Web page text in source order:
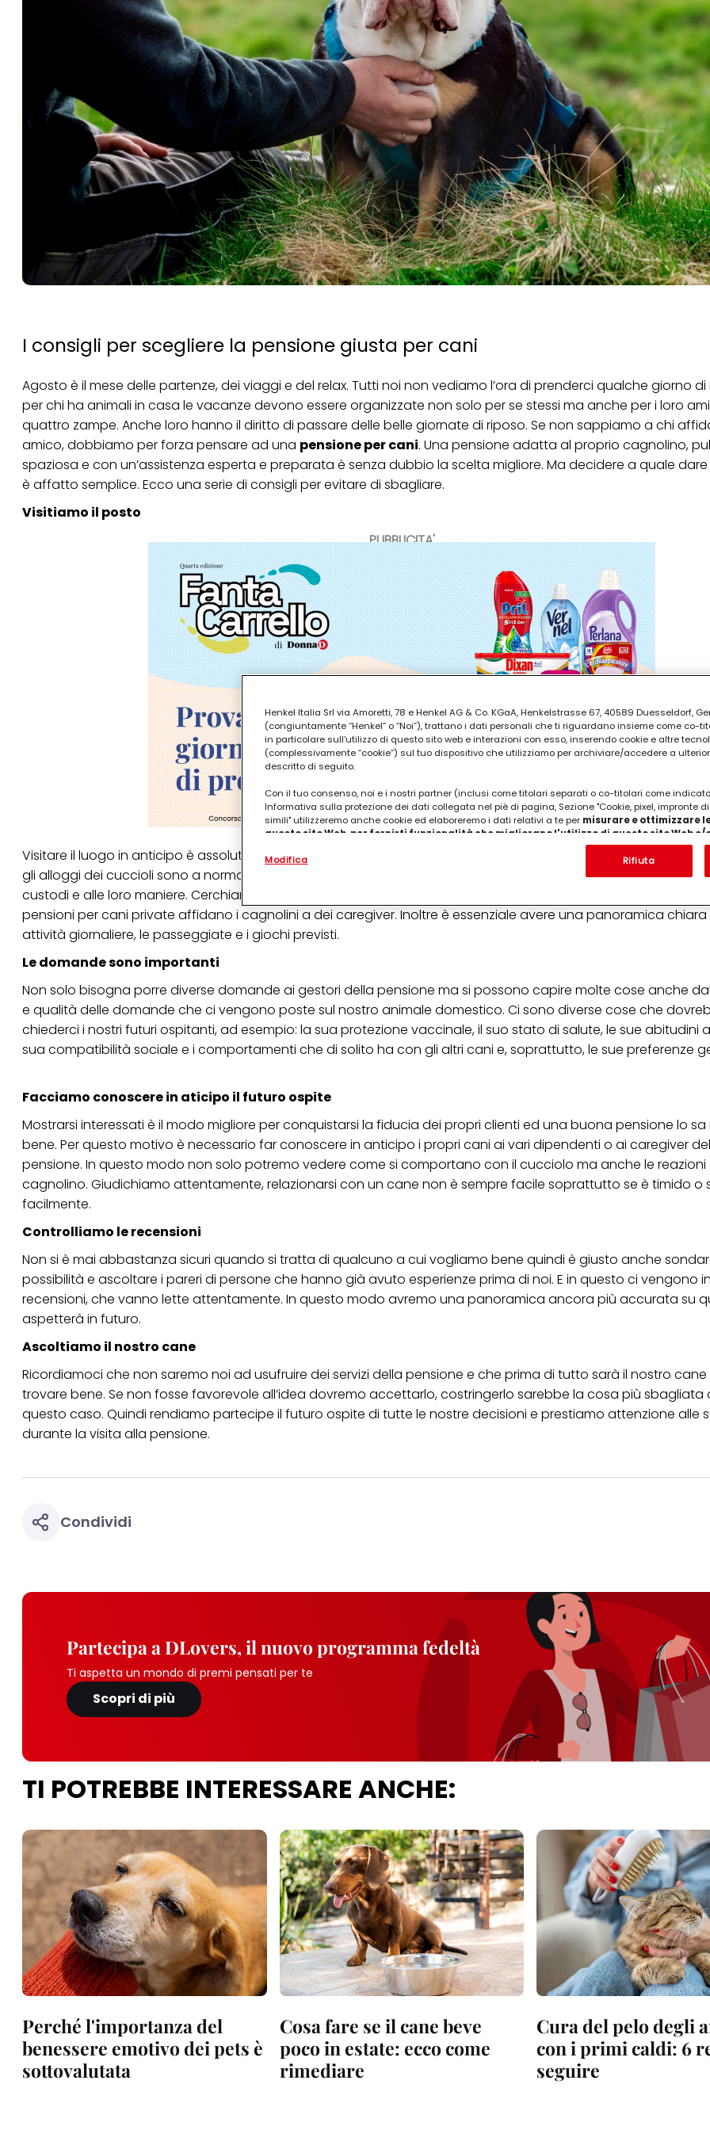
I consigli per scegliere la pensione giusta per cani
PUBBLICITA'
Agosto è il mese delle partenze, dei viaggi e del relax. Tutti noi non vediamo l’ora di prenderci qualche giorno di
per chi ha animali in casa le vacanze devono essere organizzate non solo per se stessi ma anche per i loro
quattro zampe. Anche loro hanno il diritto di passare delle belle giornate di riposo. Se non sappiamo a chi
amico, dobbiamo per forza pensare ad una pensione per cani. Una pensione adatta al proprio cagnolino,
spaziosa e con un’assistenza esperta e preparata è senza dubbio la scelta migliore. Ma decidere a quale
è affatto semplice. Ecco una serie di consigli per evitare di sbagliare.
Visitiamo il posto
Visitare il luogo in anticipo è assolutamente obbligatorio. Osserviamo attentamente il posto: controlliamo se è
gli alloggi dei cuccioli sono a norma, se le ciotole per il cibo sono pulite, prestiamo attenzione al
custodi e alle loro maniere. Cerchiamo di capire anche se si tratta di una pensione commerciale o privata.
pensioni per cani private affidano i cagnolini a dei caregiver. Inoltre è essenziale avere una panoramica chiara
attività giornaliere, le passeggiate e i giochi previsti.
Le domande sono importanti
Non solo bisogna porre diverse domande ai gestori della pensione ma si possono capire molte cose anche
e qualità delle domande che ci vengono poste sul nostro animale domestico. Ci sono diverse cose che
chiederci i nostri futuri ospitanti, ad esempio: la sua protezione vaccinale, il suo stato di salute, le sue abitudini
sua compatibilità sociale e i comportamenti che di solito ha con gli altri cani e, soprattutto, le sue preferenze
Facciamo conoscere in aticipo il futuro ospite
Mostrarsi interessati è il modo migliore per conquistarsi la fiducia dei propri clienti ed una buona pensione lo
bene. Per questo motivo è necessario far conoscere in anticipo i propri cani ai vari dipendenti o ai caregiver
pensione. In questo modo non solo potremo vedere come si comportano con il cucciolo ma anche le reazioni
cagnolino. Giudichiamo attentamente, relazionarsi con un cane non è sempre facile soprattutto se è timido o
facilmente.
Controlliamo le recensioni
Non si è mai abbastanza sicuri quando si tratta di qualcuno a cui vogliamo bene quindi è giusto anche
possibilità e ascoltare i pareri di persone che hanno già avuto esperienze prima di noi. E in questo ci vengono
recensioni, che vanno lette attentamente. In questo modo avremo una panoramica ancora più accurata su
aspetterà in futuro.
Ascoltiamo il nostro cane
Ricordiamoci che non saremo noi ad usufruire dei servizi della pensione e che prima di tutto sarà il nostro
trovare bene. Se non fosse favorevole all’idea dovremo accettarlo, costringerlo sarebbe la cosa più sbagliata
questo caso. Quindi rendiamo partecipe il futuro ospite di tutte le nostre decisioni e prestiamo attenzione alle
durante la visita alla pensione.
Condividi
Partecipa a DLovers, il nuovo programma fedeltà
Ti aspetta un mondo di premi pensati per te
Scopri di più
TI POTREBBE INTERESSARE ANCHE:
Perché l'importanza del
benessere emotivo dei pets è
sottovalutata
Cosa fare se il cane beve
poco in estate: ecco come
rimediare
Cura del pelo degli
con i primi caldi: 6
seguire
Henkel Italia Srl via Amoretti, 78 e Henkel AG & Co. KGaA, Henkelstrasse 67, 40589 Duesseldorf,
(congiuntamente “Henkel” o “Noi”), trattano i dati personali che ti riguardano insieme come co-
in particolare sull'utilizzo di questo sito web e interazioni con esso, inserendo cookie e altre
(complessivamente “cookie”) sul tuo dispositivo che utilizziamo per archiviare/accedere a
descritto di seguito.
Con il tuo consenso, noi e i nostri partner (inclusi come titolari separati o co-titolari come
Informativa sulla protezione dei dati collegata nel piè di pagina, Sezione "Cookie, pixel, impronte
simili" utilizzeremo anche cookie ed elaboreremo i dati relativi a te per misurare e ottimizzare
questo sito Web, per fornirti funzionalità che migliorano l'utilizzo di questo sito Web e/
. Analizzeremo il tuo utilizzo di questo sito Web e le tue interazioni commerciali
(rispettivamente dell'azienda per cui lavori) per) e su tale base tracciare i tuoi acquisti dei nostri
terzi, conservare le nostre informazioni sulle entità commerciali e creare profili individuali su di te
identificati) su questo sito web e altri media (di terzi) tramite i dispositivi assegnati a te o alla tua
misurare e ottimizzare il successo delle campagne pubblicitarie.
qualsiasi momento con effetto per il futuro disabilitando i cookie sul nostro sito web nella sezione
collegata nel piè di pagina. Per ulteriori informazioni sui cookie utilizzati su questo sito Web, in
periodo di conservazione, consultare le informazioni dettagliate su ciascun cookie disponibili
"modifica" di seguito".
Se fai clic su "Modifica" potrai trovare maggiori informazioni sul trattamento dei tuoi dati / sull'uso
necessari per fornirti questo sito web.
Modifica Rifiuta